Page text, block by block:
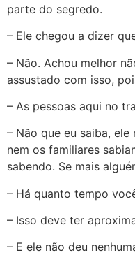
parte do segredo.
– Ele chegou a dizer
– Não. Achou melhor
assustado com isso,
– As pessoas aqui no
– Não que eu saiba,
nem os familiares
sabendo. Se mais
– Há quanto tempo
– Isso deve ter
– E ele não deu